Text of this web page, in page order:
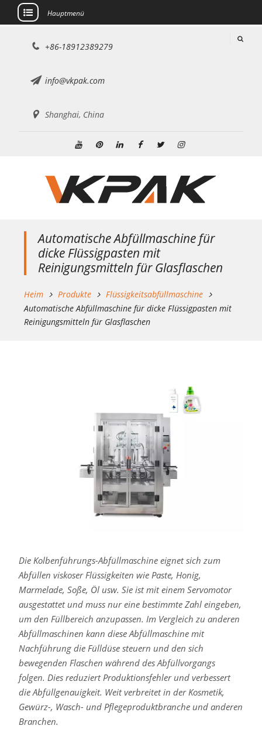
Hauptmenü
+86-18912389279
info@vkpak.com
Shanghai, China
für
den
Dienst
die
technische
Plattform
von
Instagram
Canal
Square,
Park,
CA,
94025,
USA).
Instagram
speichert
personenbezogene
Daten
von
Ihnen,
wenn
Automatische Abfüllmaschine für
dicke Flüssigpasten mit
Reinigungsmitteln für Glasflaschen
Heim Produkte
Flüssigkeitsabfüllmaschine
Automatische Abfüllmaschine für dicke Flüssigpasten mit
Reinigungsmitteln für Glasflaschen
Die Kolbenführungs-Abfüllmaschine eignet sich zum
Abfüllen viskoser Flüssigkeiten wie Paste, Honig,
Marmelade, Soße, Öl usw. Sie ist mit einem Servomotor
ausgestattet und muss nur eine bestimmte Zahl eingeben,
um den Füllbereich anzupassen. Im Vergleich zu anderen
Abfüllmaschinen kann diese Abfüllmaschine mit
Nachführung die Fülldüse steuern und den sich
bewegenden Flaschen während des Abfüllvorgangs
folgen. Dies reduziert Produktionsfehler und verbessert
die Abfüllgenauigkeit. Weit verbreitet in der Kosmetik,
Gewürz-, Wasch- und Pflegeproduktbranche und anderen
Branchen.